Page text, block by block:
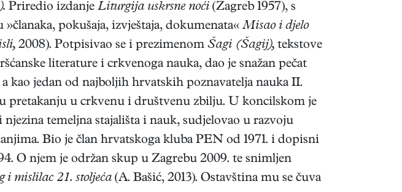
Priredio izdanje Liturgija uskrsne noći (Zagreb 1957), s
pokušaja, izvještaja, dokumenata«Misao i djelo
2008). Potpisivao se i prezimenom Šagi (Šagij), tekstove
literature i crkvenoga nauka, dao je snažan pečat
jedan od najboljih hrvatskih poznavatelja nauka II.
pretakanju u crkvenu i društvenu zbilju. U koncilskom je
temeljna stajališta i nauk, sudjelovao u razvoju
Bio je član hrvatskoga kluba PEN od 1971. i dopisni
O njem je održan skup u Zagrebu 2009. te snimljen
i mislilac 21. stoljeća (A. Bašić, 2013). Ostavština mu se čuva